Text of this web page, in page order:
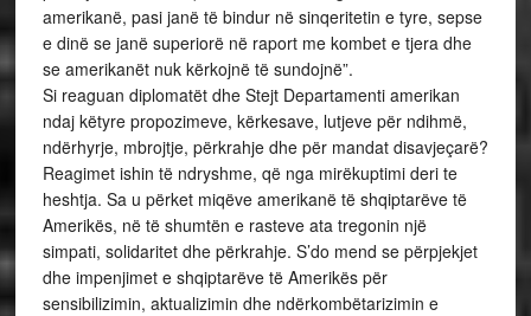
amerikanë, pasi janë të bindur në sinqeritetin e tyre, sepse
e dinë se janë superiorë në raport me kombet e tjera dhe
se amerikanët nuk kërkojnë të sundojnë”.
Si reaguan diplomatët dhe Stejt Departamenti amerikan
ndaj këtyre propozimeve, kërkesave, lutjeve për ndihmë,
ndërhyrje, mbrojtje, përkrahje dhe për mandat disavjeçarë?
Reagimet ishin të ndryshme, që nga mirëkuptimi deri te
heshtja. Sa u përket miqëve amerikanë të shqiptarëve të
Amerikës, në të shumtën e rasteve ata tregonin një
simpati, solidaritet dhe përkrahje. S’do mend se përpjekjet
dhe impenjimet e shqiptarëve të Amerikës për
sensibilizimin, aktualizimin dhe ndërkombëtarizimin e